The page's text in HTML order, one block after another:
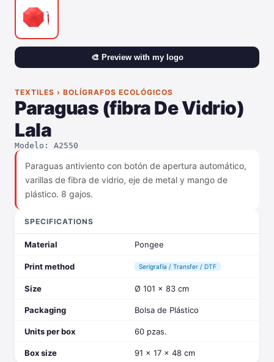
🎨 Preview with my logo
TEXTILES › BOLÍGRAFOS ECOLÓGICOS
Paraguas (fibra De Vidrio)
Lala
Modelo: A2550
Paraguas antiviento con botón de apertura automático,
varillas de fibra de vidrio, eje de metal y mango de
plástico. 8 gajos.
SPECIFICATIONS
Material Pongee
Print method Serigrafía / Transfer / DTF
Size Ø 101 x 83 cm
Packaging Bolsa de Plástico
Units per box 60 pzas.
Box size
91 x 17 x 48 cm